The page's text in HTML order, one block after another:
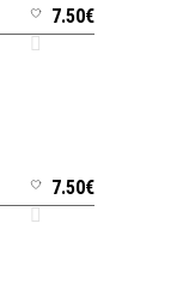
7.50€
7.50€